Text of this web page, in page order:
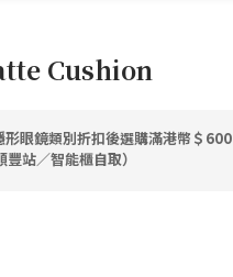
Cushion
眼鏡類別折扣後選購滿港幣＄600
站／智能櫃自取）